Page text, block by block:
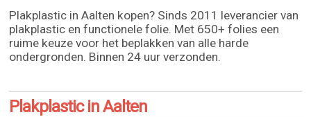
Plakplastic in Aalten kopen? Sinds 2011 leverancier van
plakplastic en functionele folie. Met 650+ folies een
ruime keuze voor het beplakken van alle harde
ondergronden. Binnen 24 uur verzonden.
Plakplastic in Aalten